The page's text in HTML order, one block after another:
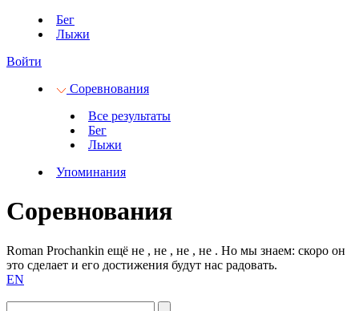
Бег
Лыжи
Войти
Соревнования
Все результаты
Бег
Лыжи
Упоминания
Соревнования
Roman Prochankin ещё не , не , не , не . Но мы знаем: скоро он
это сделает и его достижения будут нас радовать.
EN